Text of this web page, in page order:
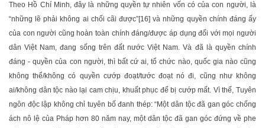
Theo Hồ Chí Minh, đây là những quyền tự nhiên vốn có của con người, là
“những lẽ phải không ai chối cãi được”[16] và những quyền chính đáng ấy
của con người cũng hoàn toàn chính đáng/được áp dụng đối với mọi người
dân Việt Nam, đang sống trên đất nước Việt Nam. Và đã là quyền chính
đáng - quyền của con người, thì bất cứ ai, tổ chức nào, quốc gia nào cũng
không thể/không có quyền cướp đoạt/tước đoạt nó đi, cũng như không
ai/không dân tộc nào lại cam chịu, khuất phục để bị cướp mất. Vì thế, Tuyên
ngôn độc lập không chỉ tuyên bố đanh thép: “Một dân tộc đã gan góc chống
ách nô lệ của Pháp hơn 80 năm nay, một dân tộc đã gan góc đứng về phe